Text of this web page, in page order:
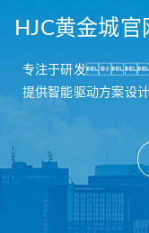
HJC黄金城
专注于研发
提供智能驱动方案设